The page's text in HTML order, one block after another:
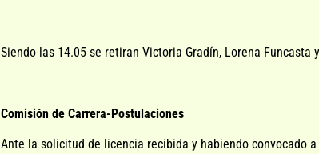
Siendo las 14.05 se retiran Victoria Gradín, Lorena Funcasta
Comisión de Carrera-Postulaciones
Ante la solicitud de licencia recibida y habiendo convocado